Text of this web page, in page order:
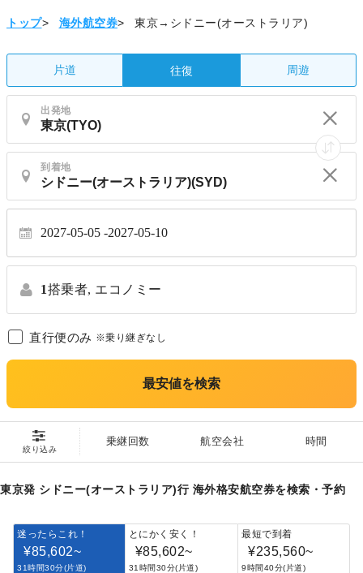
トップ> 海外航空券> 東京→シドニー(オーストラリア)
片道 往復 周遊
出発地
到着地
2027-05-05 2027-05-10
1搭乗者, エコノミー
直行便のみ ※乗り継ぎなし
最安値を検索
絞り込み
乗継回数 航空会社 時間
東京発 シドニー(オーストラリア)行 海外格安航空券を検索・予約
迷ったらこれ！
¥85,602~
31時間30分(片道)
とにかく安く！
¥85,602~
31時間30分(片道)
最短で到着
¥235,560~
9時間40分(片道)